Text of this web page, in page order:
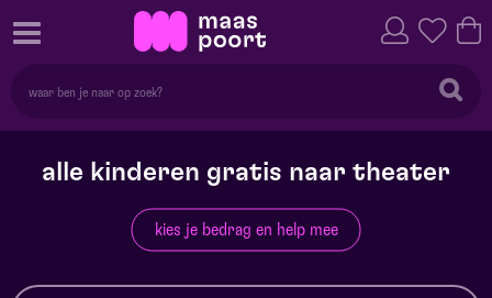
alle kinderen gratis naar theater
kies je bedrag en help mee